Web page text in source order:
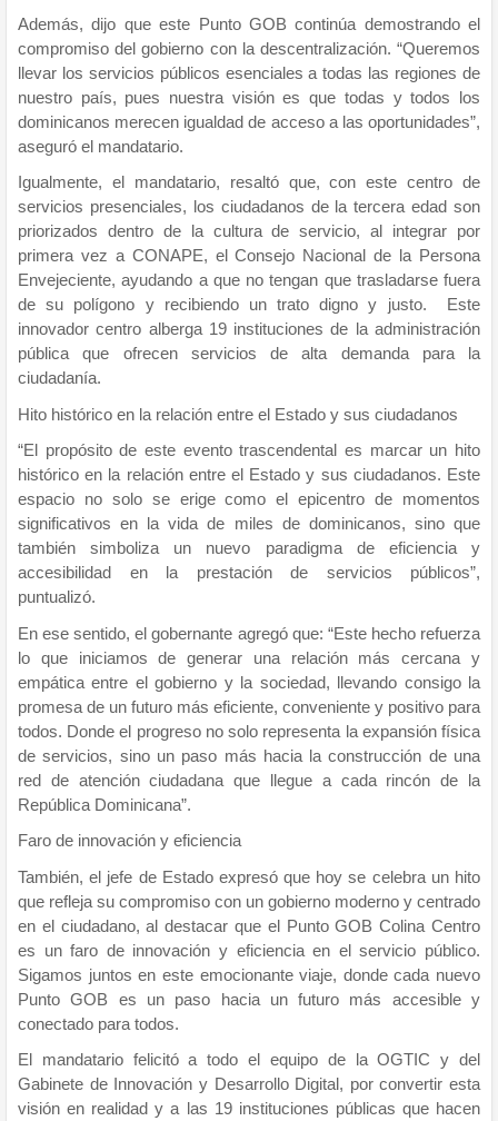
Además, dijo que este Punto GOB continúa demostrando el
compromiso del gobierno con la descentralización. “Queremos
llevar los servicios públicos esenciales a todas las regiones de
nuestro país, pues nuestra visión es que todas y todos los
dominicanos merecen igualdad de acceso a las oportunidades”,
aseguró el mandatario.
Igualmente, el mandatario, resaltó que, con este centro de
servicios presenciales, los ciudadanos de la tercera edad son
priorizados dentro de la cultura de servicio, al integrar por
primera vez a CONAPE, el Consejo Nacional de la Persona
Envejeciente, ayudando a que no tengan que trasladarse fuera
de su polígono y recibiendo un trato digno y justo. Este
innovador centro alberga 19 instituciones de la administración
pública que ofrecen servicios de alta demanda para la
ciudadanía.
Hito histórico en la relación entre el Estado y sus ciudadanos
“El propósito de este evento trascendental es marcar un hito
histórico en la relación entre el Estado y sus ciudadanos. Este
espacio no solo se erige como el epicentro de momentos
significativos en la vida de miles de dominicanos, sino que
también simboliza un nuevo paradigma de eficiencia y
accesibilidad en la prestación de servicios públicos”,
puntualizó.
En ese sentido, el gobernante agregó que: “Este hecho refuerza
lo que iniciamos de generar una relación más cercana y
empática entre el gobierno y la sociedad, llevando consigo la
promesa de un futuro más eficiente, conveniente y positivo para
todos. Donde el progreso no solo representa la expansión física
de servicios, sino un paso más hacia la construcción de una
red de atención ciudadana que llegue a cada rincón de la
República Dominicana”.
Faro de innovación y eficiencia
También, el jefe de Estado expresó que hoy se celebra un hito
que refleja su compromiso con un gobierno moderno y centrado
en el ciudadano, al destacar que el Punto GOB Colina Centro
es un faro de innovación y eficiencia en el servicio público.
Sigamos juntos en este emocionante viaje, donde cada nuevo
Punto GOB es un paso hacia un futuro más accesible y
conectado para todos.
El mandatario felicitó a todo el equipo de la OGTIC y del
Gabinete de Innovación y Desarrollo Digital, por convertir esta
visión en realidad y a las 19 instituciones públicas que hacen